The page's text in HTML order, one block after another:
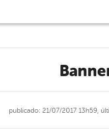
publicado: 21/07/2017 13h59,